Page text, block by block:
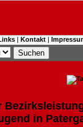
| Kontakt |
in